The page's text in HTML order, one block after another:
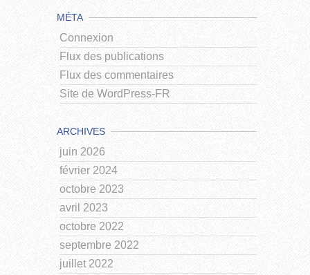
MÉTA
Connexion
Flux des publications
Flux des commentaires
Site de WordPress-FR
ARCHIVES
juin 2026
février 2024
octobre 2023
avril 2023
octobre 2022
septembre 2022
juillet 2022